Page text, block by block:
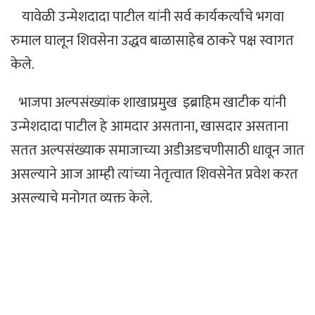
यावेळी उन्मेशदादा पाटील यांनी सर्व कार्यकर्त्यांचे भगवा
रुमाल घालून शिवसेना उद्धव बाळासाहेब ठाकरे पक्ष स्वागत
केले.
भाजपा अल्पसंख्यांक शाखाप्रमुख इब्राहिम खाटीक यांनी
उन्मेशदादा पाटील हे आमदार असताना,खासदार असताना
सतत अल्पसंख्याक समाजाच्या अडीअडचणीसाठी धावून जात
असल्याने आज आम्ही त्यांच्या नेतृत्वात शिवसेनेत प्रवेश करत
असल्याचे मनोगत व्यक्त केले.